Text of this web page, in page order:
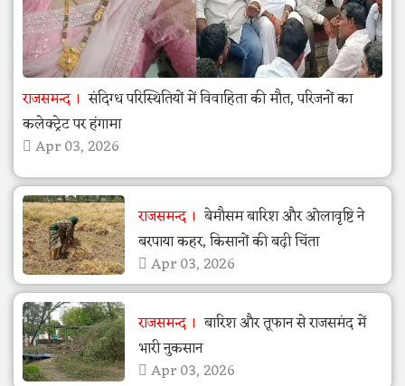
राजसमन्द
संदिग्ध परिस्थितियों में विवाहिता की मौत, परिजनों का
कलेक्ट्रेट पर हंगामा
Apr 03, 2026
राजसमन्द
बेमौसम बारिश और ओलावृष्टि ने
बरपाया कहर, किसानों की बढ़ी चिंता
Apr 03, 2026
राजसमन्द
बारिश और तूफान से राजसमंद में
भारी नुकसान
Apr 03, 2026